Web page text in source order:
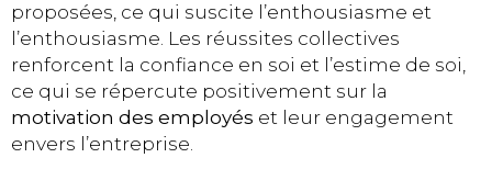
proposées, ce qui suscite l’enthousiasme et
l’enthousiasme. Les réussites collectives
renforcent la confiance en soi et l’estime de soi,
ce qui se répercute positivement sur la
motivation des employés et leur engagement
envers l’entreprise.